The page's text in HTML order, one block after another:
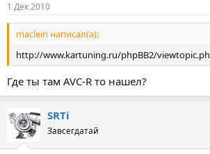
1 Дек 2010
maclein написал(а):
http://www.kartuning.ru/phpBB2/
Где ты там AVC-R то нашел?
SRTi
Завсегдатай